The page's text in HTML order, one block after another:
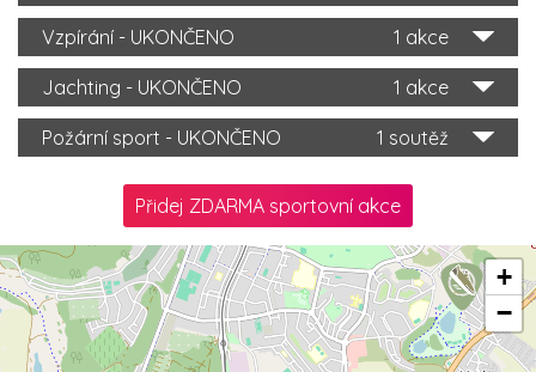
1 akce
Vzpírání - UKONČENO
1 akce
Jachting - UKONČENO
1 soutěž
Požární sport - UKONČENO
Přidej ZDARMA sportovní akce
+
−